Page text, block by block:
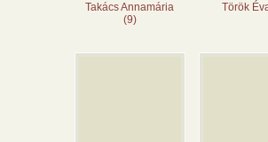
Takács Annamária
(9)
Török